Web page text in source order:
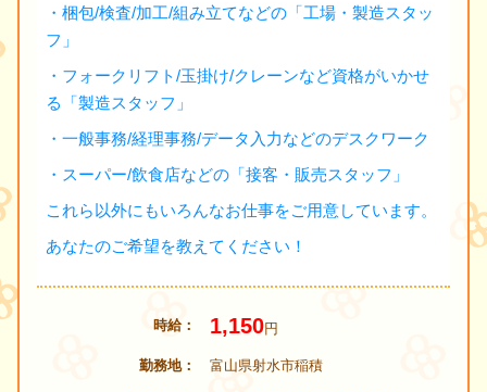
・梱包/検査/加工/組み立てなどの「工場・製造スタッ
フ」
・フォークリフト/玉掛け/クレーンなど資格がいかせ
る「製造スタッフ」
・一般事務/経理事務/データ入力などのデスクワーク
・スーパー/飲食店などの「接客・販売スタッフ」
これら以外にもいろんなお仕事をご用意しています。
あなたのご希望を教えてください！
時給 1,150円
勤務地 富山県射水市稲積